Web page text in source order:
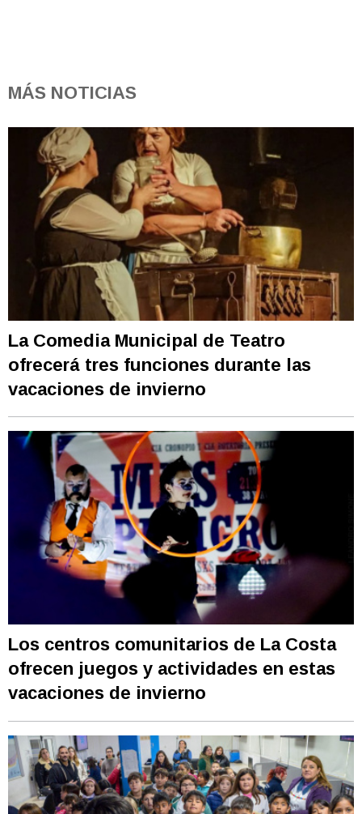
MÁS NOTICIAS
La Comedia Municipal de Teatro
ofrecerá tres funciones durante las
vacaciones de invierno
Los centros comunitarios de La Costa
ofrecen juegos y actividades en estas
vacaciones de invierno